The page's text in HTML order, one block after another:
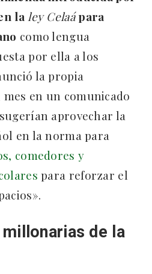
la ley Celaá para
como lengua
por ella a los
la propia
en un comunicado
aprovechar la
en la norma para
comedores y
para reforzar el
de la